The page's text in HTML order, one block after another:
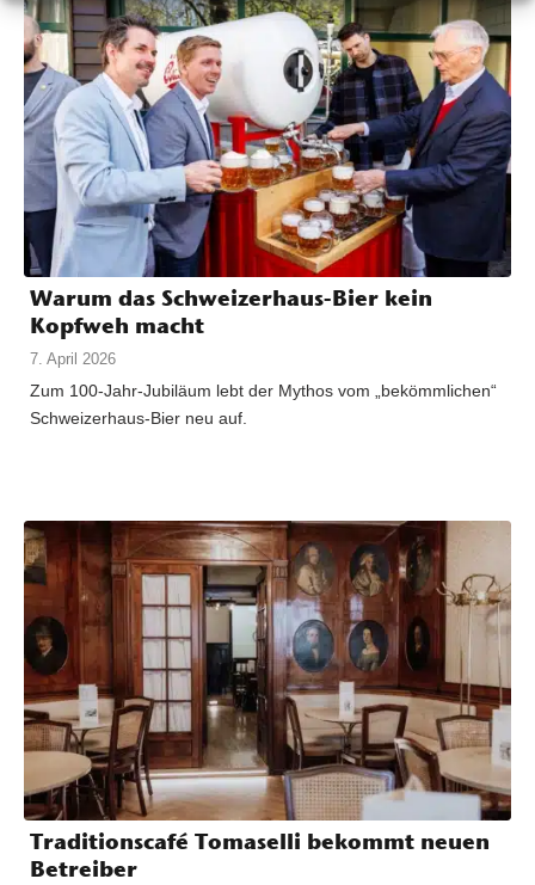
Warum das Schweizerhaus-Bier kein
Kopfweh macht
7. April 2026
Zum 100-Jahr-Jubiläum lebt der Mythos vom „bekömmlichen“
Schweizerhaus-Bier neu auf.
Traditionscafé Tomaselli bekommt neuen
Betreiber